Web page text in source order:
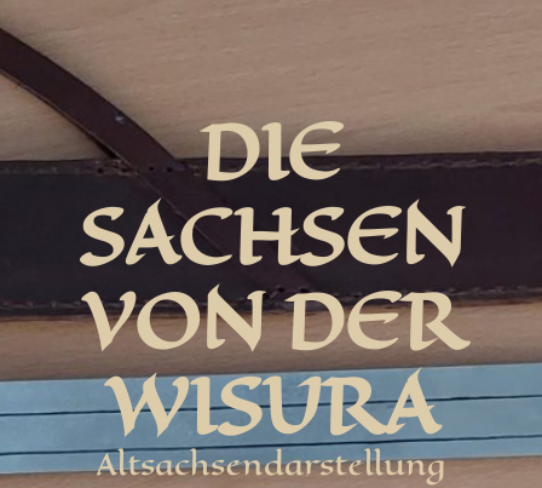
DIE
SACHSEN
VON DER
WISURA
Altsachsendarstellung